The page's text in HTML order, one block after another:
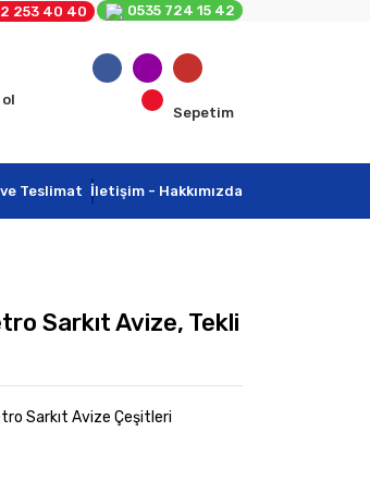
253 40 40 0535 724 15 42
ol
Sepetim
Teslimat İletişim - Hakkımızda
Sarkıt Avize, Tekli
Sarkıt Avize Çeşitleri